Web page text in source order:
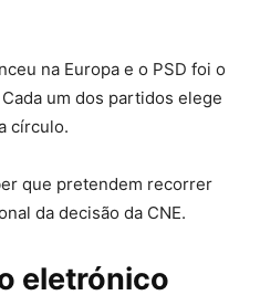
na Europa e o PSD foi o
um dos partidos elege
círculo.
que pretendem recorrer
da decisão da CNE.
eletrónico